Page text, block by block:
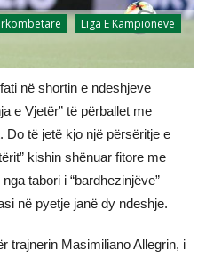
Liga E Kampionëve
në shortin e ndeshjeve
e Vjetër” të përballet me
Do të jetë kjo një përsëritje e
kishin shënuar fitore me
tabori i “bardhezinjëve”
në pyetje janë dy ndeshje.
trajnerin Masimiliano Allegrin, i